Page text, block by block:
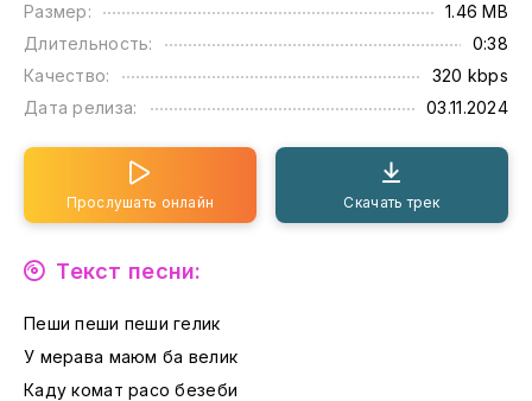
Размер:
1.46 MB
Длительность:
0:38
Качество:
320 kbps
Дата релиза:
03.11.2024
Прослушать онлайн Скачать трек
Текст песни:
Пеши пеши пеши гелик
У мерава маюм ба велик
Каду комат расо безеби